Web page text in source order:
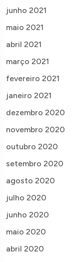
junho 2021
maio 2021
abril 2021
março 2021
fevereiro 2021
janeiro 2021
dezembro 2020
novembro 2020
outubro 2020
setembro 2020
agosto 2020
julho 2020
junho 2020
maio 2020
abril 2020